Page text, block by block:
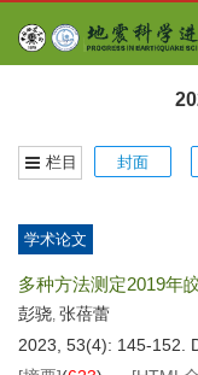
栏目 封面
学术论文
多种方法测定2019年
彭骁, 张蓓蕾
2023, 53(4): 145-152.